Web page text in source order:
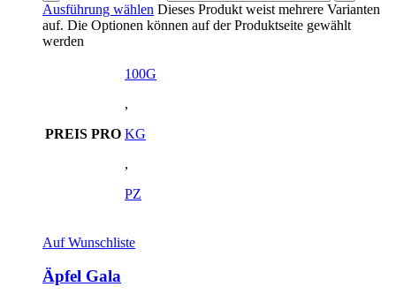
Ausführung wählen Dieses Produkt weist mehrere Varianten
auf. Die Optionen können auf der Produktseite gewählt
werden
PREIS PRO
100G
,
KG
,
PZ
Auf Wunschliste
Äpfel Gala